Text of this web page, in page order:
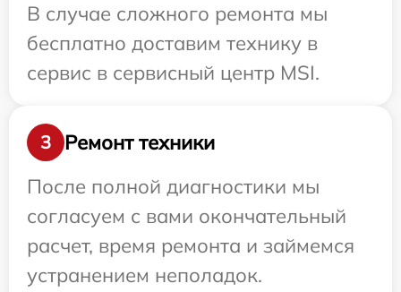
В случае сложного ремонта мы
бесплатно доставим технику в
сервис в сервисный центр MSI.
3
Ремонт техники
После полной диагностики мы
согласуем с вами окончательный
расчет, время ремонта и займемся
устранением неполадок.